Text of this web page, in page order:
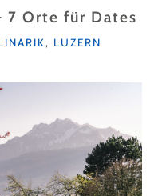
7 Orte für Dates
, LUZERN